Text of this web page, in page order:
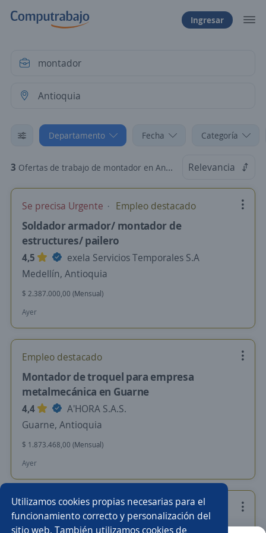
Utilizamos cookies propias necesarias para el
funcionamiento correcto y personalización del
sitio web. También utilizamos cookies de
Ingresar
Departamento Fecha Categoría
3 Ofertas de trabajo de montador en Antioquia Relevancia
Se precisa Urgente Empleo destacado
Soldador armador/ montador de
estructures/ pailero
4,5
exela Servicios Temporales S.A
Medellín, Antioquia
$ 2.387.000,00 (Mensual)
Ayer
Empleo destacado
Montador de troquel para empresa
metalmecánica en Guarne
4,4
A'HORA S.A.S.
Guarne, Antioquia
$ 1.873.468,00 (Mensual)
Ayer
Empleo destacado
Montador de ensamble